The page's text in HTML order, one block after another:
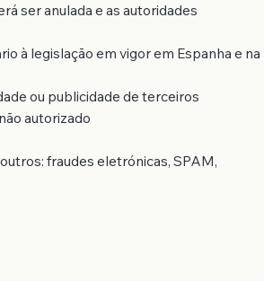
ser anulada e as autoridades
à legislação em vigor em Espanha e na
ou publicidade de terceiros
autorizado
fraudes eletrónicas, SPAM,